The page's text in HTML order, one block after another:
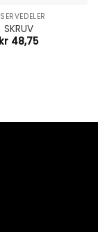
SKRUV
kr 48,75